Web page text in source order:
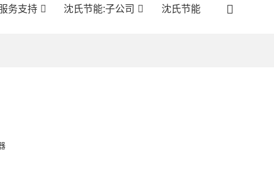
务支持 沈氏节能:子公司 沈氏节能